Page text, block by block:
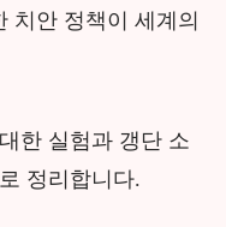
치안 정책이 세계의
한 실험과 갱단 소
정리합니다.